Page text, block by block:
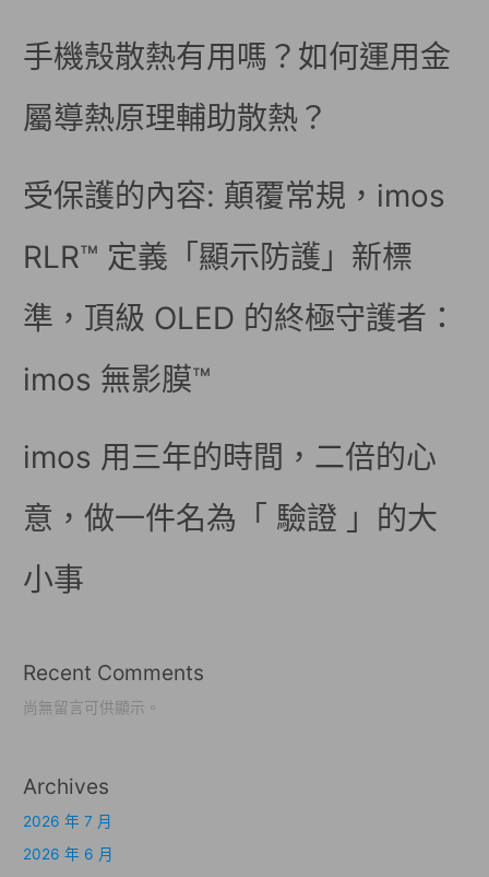
手機殼散熱有用嗎？如何運用金
屬導熱原理輔助散熱？
受保護的內容: 顛覆常規，imos
RLR™ 定義「顯示防護」新標
準，頂級 OLED 的終極守護者：
imos 無影膜™
imos 用三年的時間，二倍的心
意，做一件名為「 驗證 」的大
小事
Recent Comments
尚無留言可供顯示。
Archives
2026 年 7 月
2026 年 6 月